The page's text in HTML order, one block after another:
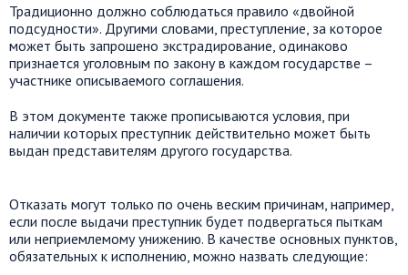
Традиционно должно соблюдаться правило «двойной
подсудности». Другими словами, преступление, за которое
может быть запрошено экстрадирование, одинаково
признается уголовным по закону в каждом государстве –
участнике описываемого соглашения.
В этом документе также прописываются условия, при
наличии которых преступник действительно может быть
выдан представителям другого государства.
Отказать могут только по очень веским причинам, например,
если после выдачи преступник будет подвергаться пыткам
или неприемлемому унижению. В качестве основных пунктов,
обязательных к исполнению, можно назвать следующие: